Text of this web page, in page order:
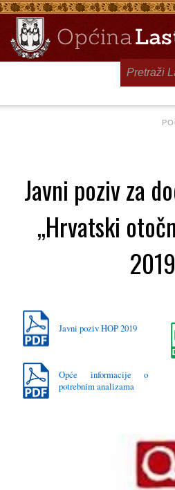
Javni poziv za
„Hrvatski
Javni poziv HOP 2019
Opće informacije o
potrebnim analizama